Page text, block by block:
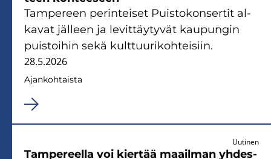
Tam­pe­reen pe­rin­tei­set Puis­to­kon­ser­tit al­
ka­vat jäl­leen ja le­vit­täy­ty­vät kau­pun­gin
puis­toi­hin sekä kult­tuu­ri­koh­tei­siin.
28.5.2026
Ajan­koh­tais­ta
Uutinen
Tam­pe­reel­la voi kier­tää maa­il­man yh­des­